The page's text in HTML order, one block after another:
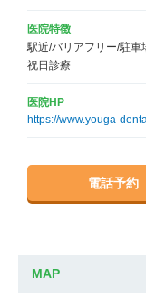
医院特徴
駅近/バリアフリー/駐車
祝日診療
医院HP
https://www.youga-
電話予約
MAP